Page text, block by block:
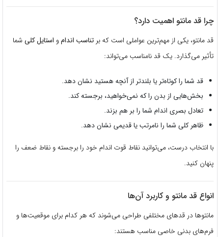
چرا قد مانتو اهمیت دارد؟
قد مانتو، یکی از مهم‌ترین عواملی است که بر تناسب اندامو استایل کلی شما
تأثیر می‌گذارد. یک قد نامناسب می‌تواند:
قد شما را کوتاه‌تر یا بلندتر از آنچه هستید نشان دهد.
بخش‌هایی از بدن را که نمی‌خواهید، برجسته کند.
تعادل بصری اندام شما را بر هم بزند.
ظاهر کلی شما را نامرتب یا قدیمی نشان دهد.
با انتخاب درست، می‌توانید نقاط قوت اندام خود را برجسته و نقاط ضعف را
پنهان کنید.
انواع قد مانتو و کاربرد آن‌ها
مانتوها در قدهای مختلفی طراحی می‌شوند که هر کدام برای موقعیت‌ها و
فرم‌های بدنی خاصی مناسب هستند: